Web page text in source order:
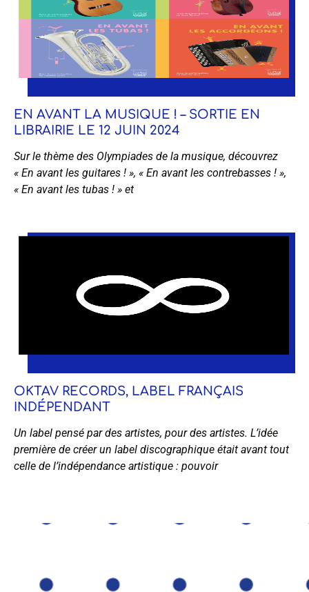
EN AVANT LA MUSIQUE ! – SORTIE EN
LIBRAIRIE LE 12 JUIN 2024
Sur le thème des Olympiades de la musique, découvrez
« En avant les guitares ! », « En avant les contrebasses ! »,
« En avant les tubas ! » et
OKTAV RECORDS, LABEL FRANÇAIS
INDÉPENDANT
Un label pensé par des artistes, pour des artistes. L’idée
première de créer un label discographique était avant tout
celle de l’indépendance artistique : pouvoir